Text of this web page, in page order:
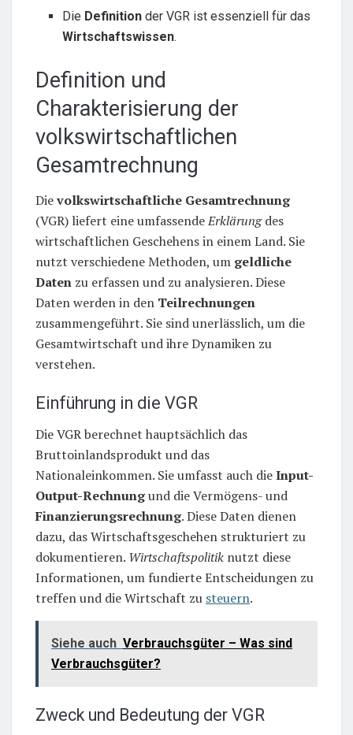
Die Definition der VGR ist essenziell für das
Wirtschaftswissen.
Definition und
Charakterisierung der
volkswirtschaftlichen
Gesamtrechnung
Dievolkswirtschaftliche Gesamtrechnung
(VGR) liefert eine umfassendeErklärungdes
wirtschaftlichen Geschehens in einem Land. Sie
nutzt verschiedene Methoden, um geldliche
Daten zu erfassen und zu analysieren. Diese
Daten werden in den Teilrechnungen
zusammengeführt. Sie sind unerlässlich, um die
Gesamtwirtschaft und ihre Dynamiken zu
verstehen.
Einführung in die VGR
Die VGR berechnet hauptsächlich das
Bruttoinlandsprodukt und das
Nationaleinkommen. Sie umfasst auch dieInput-
Output-Rechnungund die Vermögens- und
Finanzierungsrechnung. Diese Daten dienen
dazu, das Wirtschaftsgeschehen strukturiert zu
dokumentieren. Wirtschaftspolitik nutzt diese
Informationen, um fundierte Entscheidungen zu
treffen und die Wirtschaft zu steuern.
Siehe auch Verbrauchsgüter – Was sind
Verbrauchsgüter?
Zweck und Bedeutung der VGR